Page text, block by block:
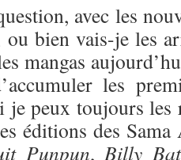
avec les
bien vais-je les
mangas
les
je peux toujours
éditions des Sama
Punpun, Billy Bat